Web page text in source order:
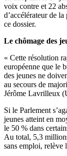
voix contre et 22
d’accélérateur de
ce dossier.
Le chômage des
« Cette résolution
européenne que le
des jeunes ne
au secours de
Jérôme Lavrilleux
Si le Parlement
jeunes atteint en
le 50 % dans
Au total, 5,3
sans emploi, relève